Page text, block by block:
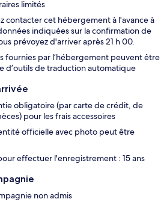
limités
contacter cet hébergement à l'avance à
indiquées sur la confirmation de
prévoyez d'arriver après 21 h 00.
fournies par l’hébergement peuvent être
d’outils de traduction automatique
obligatoire (par carte de crédit, de
pour les frais accessoires
officielle avec photo peut être
effectuer l'enregistrement : 15 ans
non admis